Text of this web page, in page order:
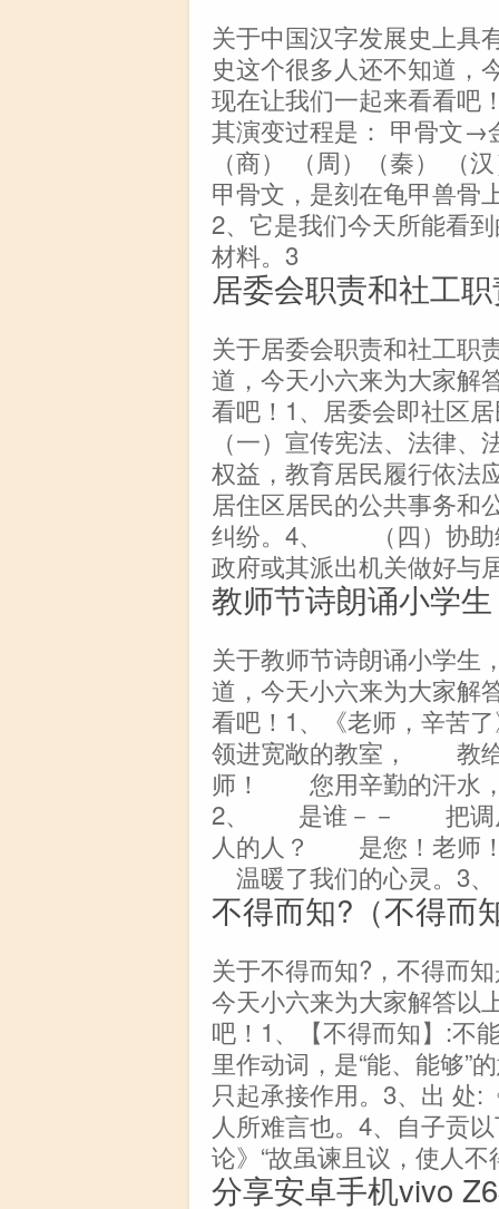
关于中国汉字发展史上具
史这个很多人还不知道，
现在让我们一起来看看吧
其演变过程是： 甲骨
（商） （周）（秦）
甲骨文，是刻在龟甲兽骨
2、它是我们今天所能看
材料。3
居委会职责和社工
关于居委会职责和社工职
道，今天小六来为大家解
看吧！1、居委会即社
（一）宣传宪法、法律
权益，教育居民履行依
居住区居民的公共事务
纠纷。4、 （四）协
政府或其派出机关做好与
教师节诗朗诵小学
关于教师节诗朗诵小学生
道，今天小六来为大家解
看吧！1、《老师，辛
领进宽敞的教室， 教
师！ 您用辛勤的汗水
2、 是谁－－ 把调
人的人？ 是您！老
温暖了我们的心灵。3
不得而知?（不得而
关于不得而知?，不得而
今天小六来为大家解答以
吧！1、【不得而知】:不
里作动词，是“能、能够”
只起承接作用。3、出 处:
人所难言也。4、自子贡
论》“故虽谏且议，使人不
分享安卓手机vivo